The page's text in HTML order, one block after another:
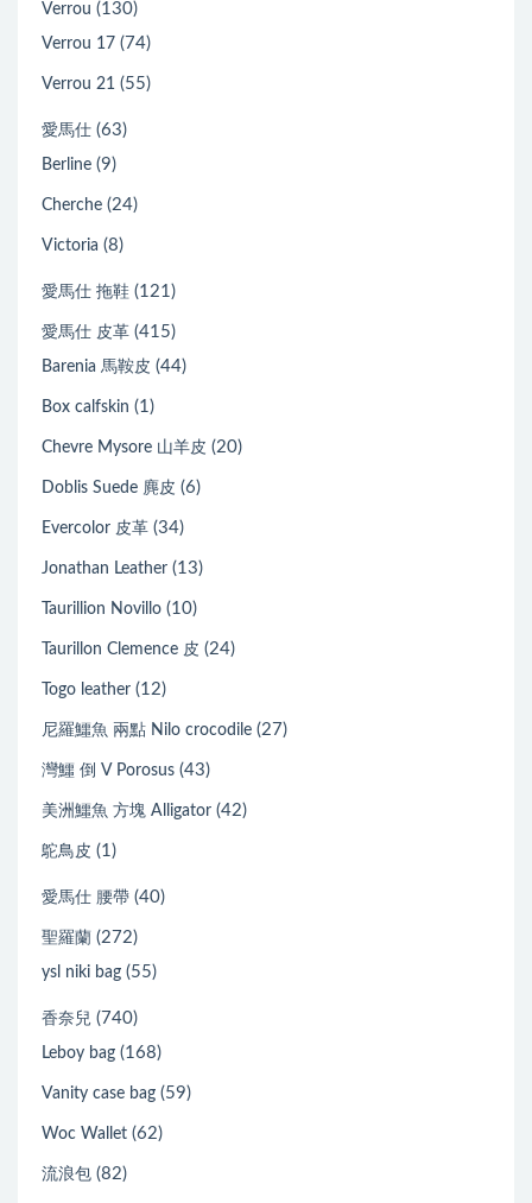
Verrou (130)
Verrou 17 (74)
Verrou 21 (55)
愛馬仕 (63)
Berline (9)
Cherche (24)
Victoria (8)
愛馬仕 拖鞋 (121)
愛馬仕 皮革 (415)
Barenia 馬鞍皮 (44)
Box calfskin (1)
Chevre Mysore 山羊皮 (20)
Doblis Suede 麂皮 (6)
Evercolor 皮革 (34)
Jonathan Leather (13)
Taurillion Novillo (10)
Taurillon Clemence 皮 (24)
Togo leather (12)
尼羅鱷魚 兩點 Nilo crocodile (27)
灣鱷 倒 V Porosus (43)
美洲鱷魚 方塊 Alligator (42)
鴕鳥皮 (1)
愛馬仕 腰帶 (40)
聖羅蘭 (272)
ysl niki bag (55)
香奈兒 (740)
Leboy bag (168)
Vanity case bag (59)
Woc Wallet (62)
流浪包 (82)